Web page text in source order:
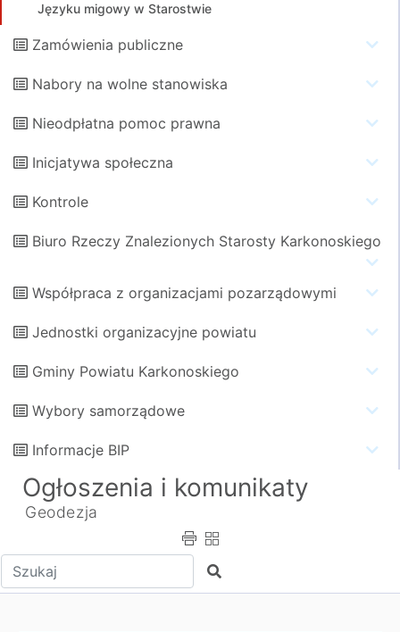
Języku migowy w Starostwie
Zamówienia publiczne
Nabory na wolne stanowiska
Nieodpłatna pomoc prawna
Inicjatywa społeczna
Kontrole
Biuro Rzeczy Znalezionych Starosty Karkonoskiego
Współpraca z organizacjami pozarządowymi
Jednostki organizacyjne powiatu
Gminy Powiatu Karkonoskiego
Wybory samorządowe
Informacje BIP
Ogłoszenia i komunikaty
Geodezja
Wpisz tekst do wyszukania Szukaj